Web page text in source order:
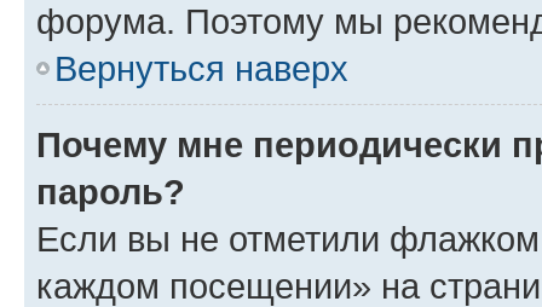
форума. Поэтому мы
Вернуться наверх
Почему мне периодически
пароль?
Если вы не отметили флажком
каждом посещении» на